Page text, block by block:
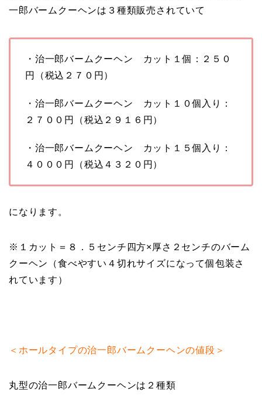
一郎バームクーヘンは３種類販売されていて
・治一郎バームクーヘン カット１個：２５０
円（税込２７０円）
・治一郎バームクーヘン カット１０個入り：
２７００円（税込２９１６円）
・治一郎バームクーヘン カット１５個入り：
４０００円（税込４３２０円）
になります。
※１カット＝８．５センチ四方×厚さ２センチのバーム
クーヘン（食べやすい４切れサイズになって個包装さ
れています）
＜ホールタイプの治一郎バームクーヘンの値段＞
丸型の治一郎バームクーヘンは２種類